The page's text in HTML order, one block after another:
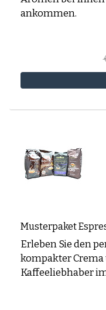
kontaktieren.
ankommen.
Musterpaket
Erleben Sie den
kompakter
Kaffeeliebhaber